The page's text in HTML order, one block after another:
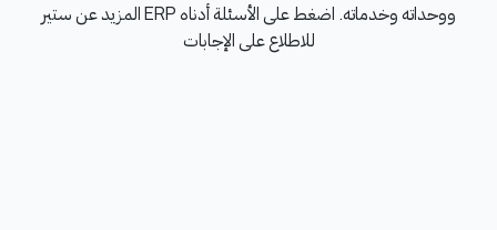
المزيد عن ستير ERP ووحداته وخدماته. اضغط على الأسئلة أدناه
للاطلاع على الإجابات